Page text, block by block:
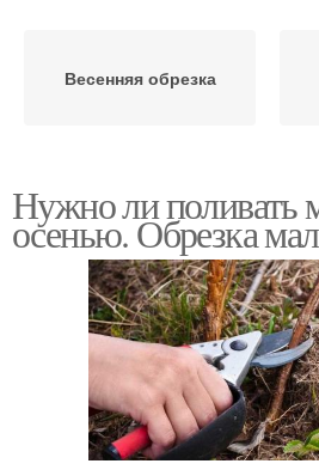
Весенняя обрезка
Обрезка в расчёте
Нужно ли поливать
осенью. Обрезка